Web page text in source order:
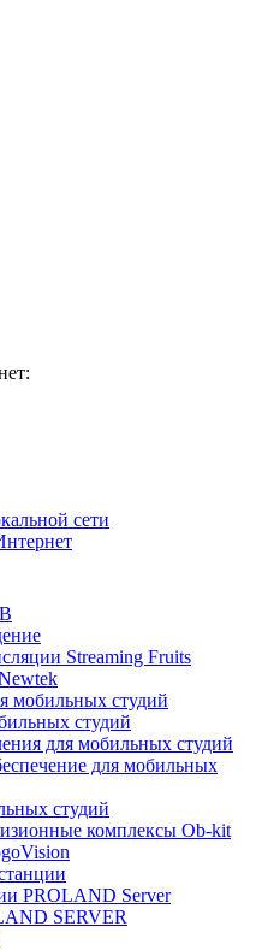
сети
Streaming Fruits
мобильных студий
студий
для мобильных студий
для мобильных
студий
комплексы Ob-kit
PROLAND Server
SERVER